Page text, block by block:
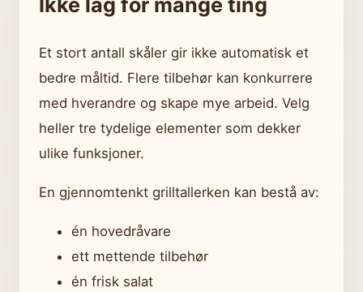
Ikke lag for mange ting
Et stort antall skåler gir ikke automatisk et
bedre måltid. Flere tilbehør kan konkurrere
med hverandre og skape mye arbeid. Velg
heller tre tydelige elementer som dekker
ulike funksjoner.
En gjennomtenkt grilltallerken kan bestå av:
én hovedråvare
ett mettende tilbehør
én frisk salat